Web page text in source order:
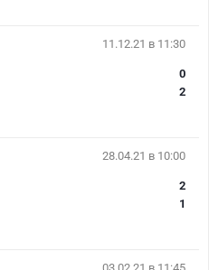
11.12.21 в 11:30
0
2
28.04.21 в 10:00
2
1